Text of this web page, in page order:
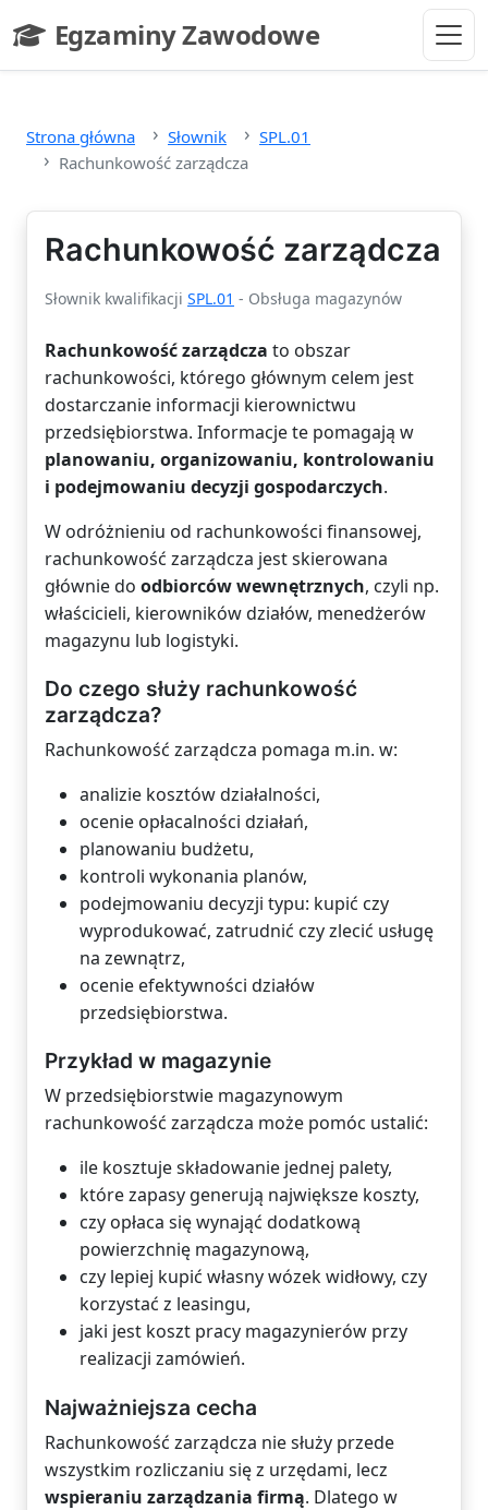
Egzaminy Zawodowe
- strona główna
Strona główna Słownik
SPL.01
Rachunkowość zarządcza
Rachunkowość zarządcza
Słownik kwalifikacji SPL.01 - Obsługa magazynów
Rachunkowość zarządcza to obszar
rachunkowości, którego głównym celem jest
dostarczanie informacji kierownictwu
przedsiębiorstwa. Informacje te pomagają w
planowaniu, organizowaniu, kontrolowaniu
i podejmowaniu decyzji gospodarczych.
W odróżnieniu od rachunkowości finansowej,
rachunkowość zarządcza jest skierowana
głównie do odbiorców wewnętrznych, czyli np.
właścicieli, kierowników działów, menedżerów
magazynu lub logistyki.
Do czego służy rachunkowość
zarządcza?
Rachunkowość zarządcza pomaga m.in. w:
analizie kosztów działalności,
ocenie opłacalności działań,
planowaniu budżetu,
kontroli wykonania planów,
podejmowaniu decyzji typu: kupić czy
wyprodukować, zatrudnić czy zlecić usługę
na zewnątrz,
ocenie efektywności działów
przedsiębiorstwa.
Przykład w magazynie
W przedsiębiorstwie magazynowym
rachunkowość zarządcza może pomóc ustalić:
ile kosztuje składowanie jednej palety,
które zapasy generują największe koszty,
czy opłaca się wynająć dodatkową
powierzchnię magazynową,
czy lepiej kupić własny wózek widłowy, czy
korzystać z leasingu,
jaki jest koszt pracy magazynierów przy
realizacji zamówień.
Najważniejsza cecha
Rachunkowość zarządcza nie służy przede
wszystkim rozliczaniu się z urzędami, lecz
wspieraniu zarządzania firmą. Dlatego w